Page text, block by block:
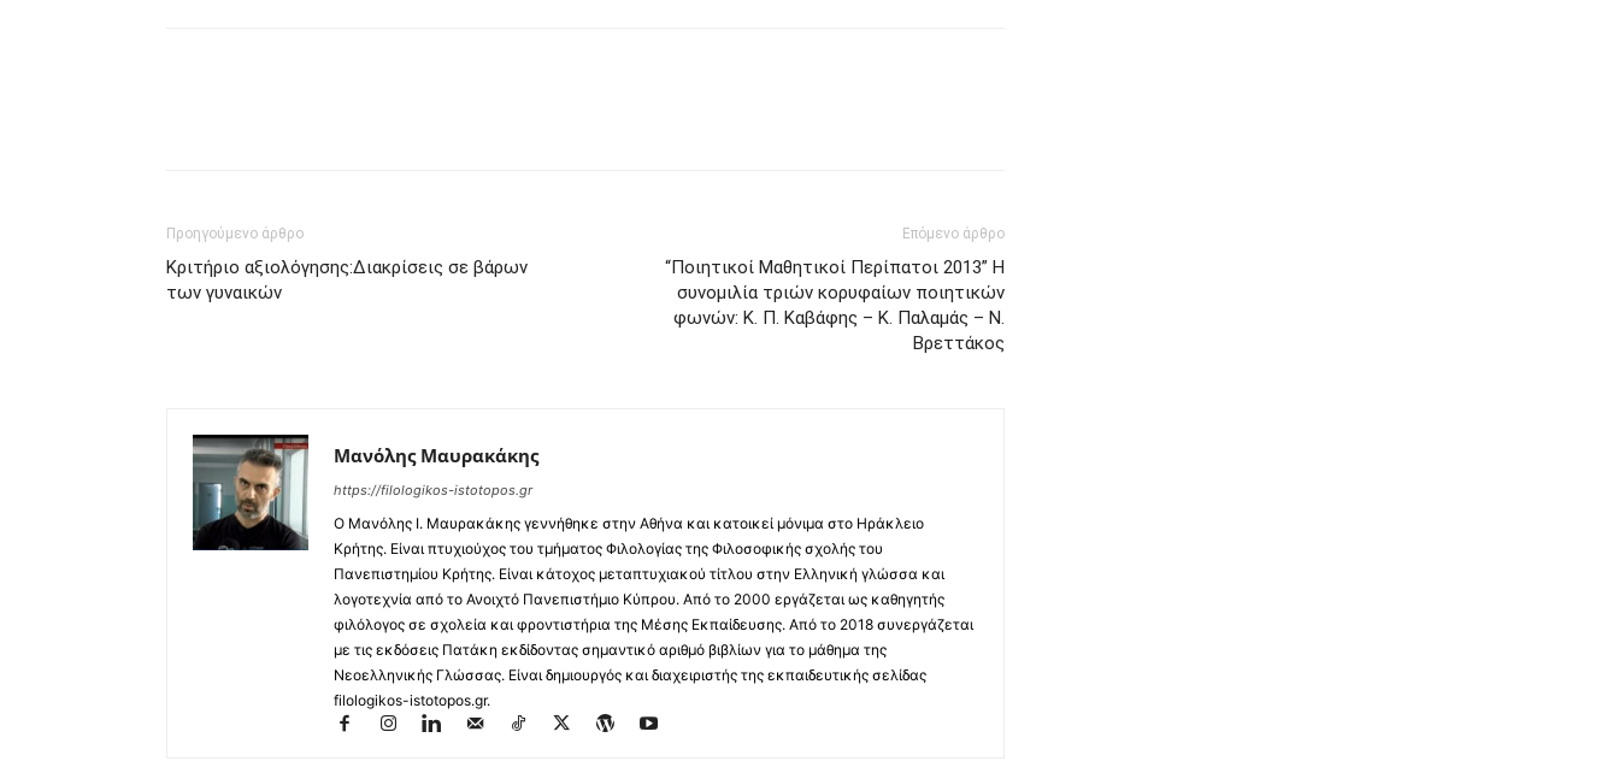
Προηγούμενο άρθρο
Κριτήριο αξιολόγησης:Διακρίσεις σε βάρων
των γυναικών
Επόμενο άρθρο
“Ποιητικοί Μαθητικοί Περίπατοι 2013” Η
συνομιλία τριών κορυφαίων ποιητικών
φωνών: Κ. Π. Καβάφης – Κ. Παλαμάς – Ν.
Βρεττάκος
Μανόλης Μαυρακάκης
https://filologikos-istotopos.gr
Ο Μανόλης I. Μαυρακάκης γεννήθηκε στην Αθήνα και κατοικεί μόνιμα στο Ηράκλειο
Κρήτης. Είναι πτυχιούχος του τμήματος Φιλολογίας της Φιλοσοφικής σχολής του
Πανεπιστημίου Κρήτης. Είναι κάτοχος μεταπτυχιακού τίτλου στην Ελληνική γλώσσα και
λογοτεχνία από το Ανοιχτό Πανεπιστήμιο Κύπρου. Από το 2000 εργάζεται ως καθηγητής
φιλόλογος σε σχολεία και φροντιστήρια της Μέσης Εκπαίδευσης. Από το 2018 συνεργάζεται
με τις εκδόσεις Πατάκη εκδίδοντας σημαντικό αριθμό βιβλίων για το μάθημα της
Νεοελληνικής Γλώσσας. Είναι δημιουργός και διαχειριστής της εκπαιδευτικής σελίδας
filologikos-istotopos.gr.